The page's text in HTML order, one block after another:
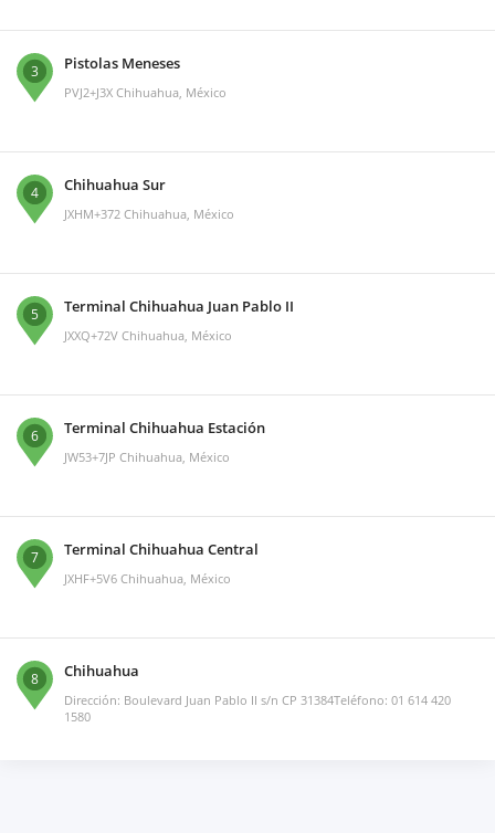
3 Pistolas Meneses
PVJ2+J3X Chihuahua, México
4 Chihuahua Sur
JXHM+372 Chihuahua, México
5 Terminal Chihuahua Juan Pablo II
JXXQ+72V Chihuahua, México
6 Terminal Chihuahua Estación
JW53+7JP Chihuahua, México
7 Terminal Chihuahua Central
JXHF+5V6 Chihuahua, México
8 Chihuahua
Dirección: Boulevard Juan Pablo II s/n CP 31384Teléfono: 01 614 420
1580